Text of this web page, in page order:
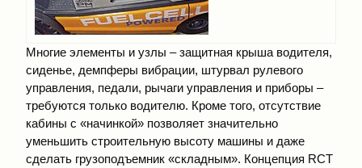
Многие элементы и узлы – защитная крыша водителя,
сиденье, демпферы вибрации, штурвал рулевого
управления, педали, рычаги управления и приборы –
требуются только водителю. Кроме того, отсутствие
кабины с «начинкой» позволяет значительно
уменьшить строительную высоту машины и даже
сделать грузоподъемник «складным». Концепция RСТ